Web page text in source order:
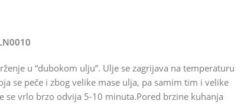
u “dubokom ulju”. Ulje se zagrijava na temperaturu
se peče i zbog velike mase ulja, pa samim tim i velike
se vrlo brzo odvija 5-10 minuta.Pored brzine kuhanja